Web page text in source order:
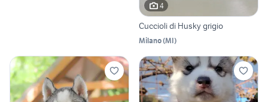
4
Cuccioli di Husky grigio
Milano(MI)